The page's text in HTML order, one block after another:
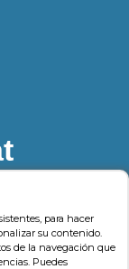
para hacer
su contenido.
de la navegación que
Puedes